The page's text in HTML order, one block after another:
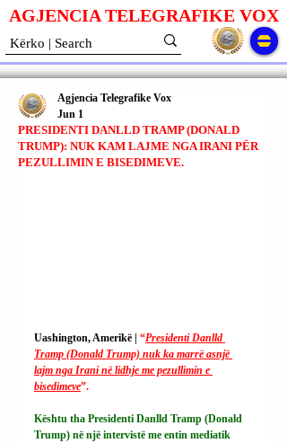
AGJENCIA TELEGRAFIKE VOX
PRESIDENTI DANLLD TRAMP (DONALD
TRUMP): NUK KAM LAJME NGA IRANI PËR
PEZULLIMIN E BISEDIMEVE.
Agjencia Telegrafike Vox
Jun 1
Uashington, Amerikë | “Presidenti Danlld
Tramp (Donald Trump) nuk ka marrë asnjë
lajm nga Irani në lidhje me pezullimin e
bisedimeve”.
Kështu tha Presidenti Danlld Tramp (Donald
Trump) në një intervistë me entin mediatik